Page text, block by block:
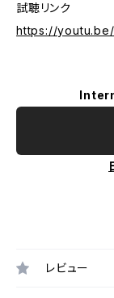
試聴リンク
https://
レビュー